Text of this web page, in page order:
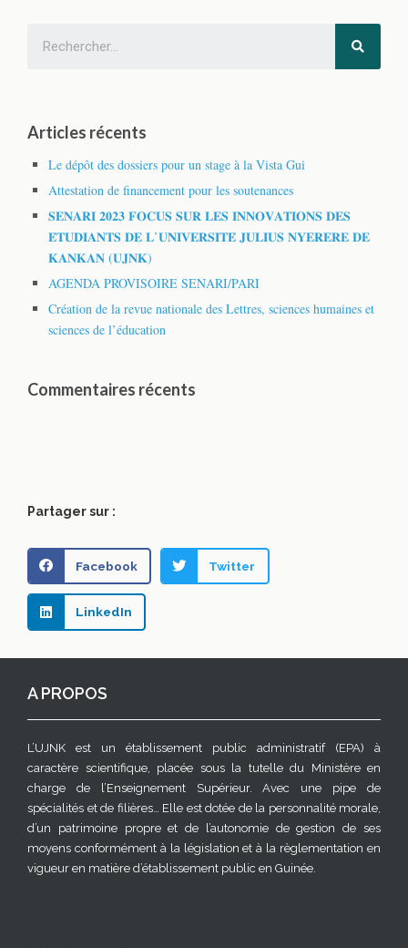
Articles récents
Le dépôt des dossiers pour un stage à la Vista Gui
Attestation de financement pour les soutenances
𝐒𝐄𝐍𝐀𝐑𝐈 𝟐𝟎𝟐𝟑 𝐅𝐎𝐂𝐔𝐒 𝐒𝐔𝐑 𝐋𝐄𝐒 𝐈𝐍𝐍𝐎𝐕𝐀𝐓𝐈𝐎𝐍𝐒 𝐃𝐄𝐒
𝐄́𝐓𝐔𝐃𝐈𝐀𝐍𝐓𝐒 𝐃𝐄 𝐋’𝐔𝐍𝐈𝐕𝐄𝐑𝐒𝐈𝐓𝐄́ 𝐉𝐔𝐋𝐈𝐔𝐒 𝐍𝐘𝐄𝐑𝐄𝐑𝐄 𝐃𝐄
𝐊𝐀𝐍𝐊𝐀𝐍 (𝐔𝐉𝐍𝐊)
AGENDA PROVISOIRE SENARI/PARI
Création de la revue nationale des Lettres, sciences humaines et
sciences de l’éducation
Commentaires récents
Partager sur :
Facebook Twitter
LinkedIn
A PROPOS
L’UJNK est un établissement public administratif (EPA) à
caractère scientifique, placée sous la tutelle du Ministère en
charge de l’Enseignement Supérieur. Avec une pipe de
spécialités et de filières… Elle est dotée de la personnalité morale,
d’un patrimoine propre et de l’autonomie de gestion de ses
moyens conformément à la législation et à la règlementation en
vigueur en matière d’établissement public en Guinée.